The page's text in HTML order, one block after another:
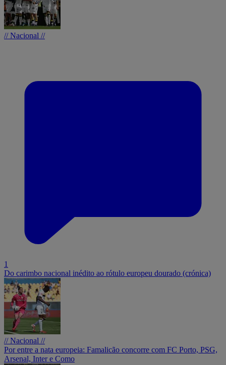
// Nacional //
1
Do carimbo nacional inédito ao rótulo europeu dourado (crónica)
// Nacional //
Por entre a nata europeia: Famalicão concorre com FC Porto, PSG,
Arsenal, Inter e Como